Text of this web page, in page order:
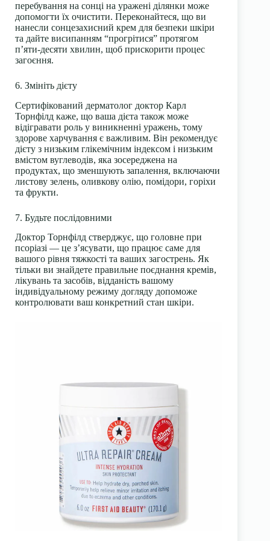
перебування на сонці на уражені ділянки може
допомогти їх очистити. Переконайтеся, що ви
нанесли сонцезахисний крем для безпеки шкіри
та дайте висипанням “прогрітися” протягом
п’яти-десяти хвилин, щоб прискорити процес
загоєння.
6. Змініть дієту
Сертифікований дерматолог доктор Карл
Торнфілд каже, що ваша дієта також може
відігравати роль у виникненні уражень, тому
здорове харчування є важливим. Він рекомендує
дієту з низьким глікемічним індексом і низьким
вмістом вуглеводів, яка зосереджена на
продуктах, що зменшують запалення, включаючи
листову зелень, оливкову олію, помідори, горіхи
та фрукти.
7. Будьте послідовними
Доктор Торнфілд стверджує, що головне при
псоріазі — це з’ясувати, що працює саме для
вашого рівня тяжкості та ваших загострень. Як
тільки ви знайдете правильне поєднання кремів,
лікувань та засобів, відданість вашому
індивідуальному режиму догляду допоможе
контролювати ваш конкретний стан шкіри.